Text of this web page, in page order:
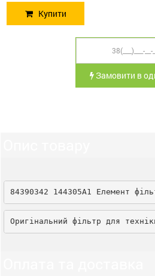
Купити
Замовити в
84390342 144305A1 Елемент
Оригінальний фільтр для